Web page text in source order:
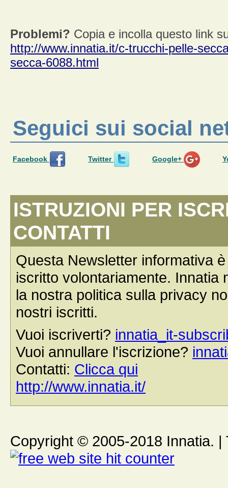
Problemi? Copia e incolla questo link
http://www.innatia.it/c-trucchi-pelle-
secca-6088.html
Seguici sui social
Facebook Twitter Google+
ISTRUZIONI PER
CONTATTI
Questa Newsletter informativa
iscritto volontariamente. Innatia
la nostra politica sulla privacy
nostri iscritti.
Vuoi iscriverti? innatia_it-
Vuoi annullare l'iscrizione?
Contatti: Clicca qui
http://www.innatia.it/
Copyright © 2005-2018 Innatia. |